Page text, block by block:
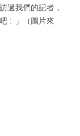
過我們的記者，
﹗」（圖片來